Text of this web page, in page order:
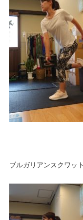
ブルガリアンスクワッ